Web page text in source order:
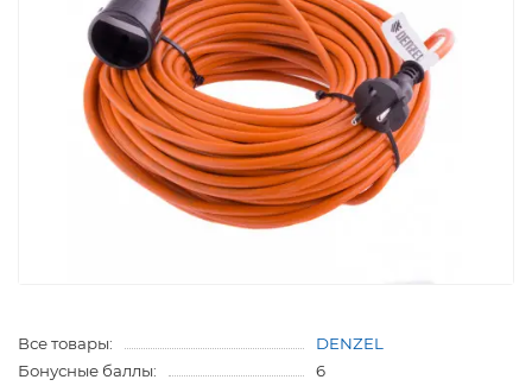
Все товары:
DENZEL
Бонусные баллы:
6